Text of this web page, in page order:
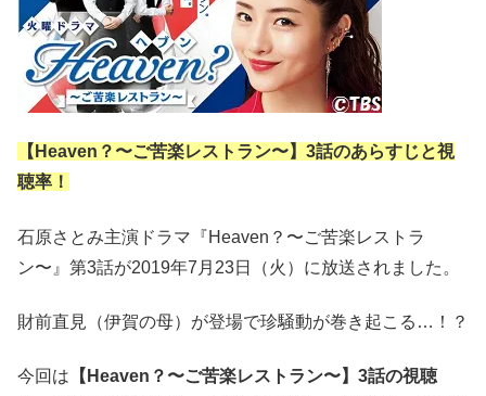
【Heaven？〜ご苦楽レストラン〜】3話のあらすじと視
聴率！
石原さとみ主演ドラマ『Heaven？〜ご苦楽レストラ
ン〜』第3話が2019年7月23日（火）に放送されました。
財前直見（伊賀の母）が登場で珍騒動が巻き起こる…！？
今回は 【Heaven？〜ご苦楽レストラン〜】3話の視聴